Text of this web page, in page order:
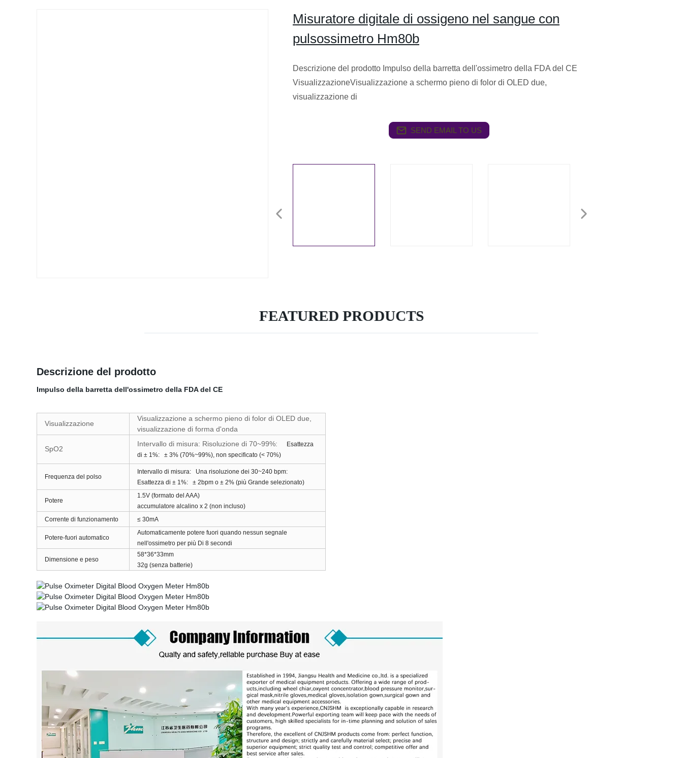
Misuratore digitale di ossigeno nel sangue con
pulsossimetro Hm80b
Descrizione del prodotto Impulso della barretta dell'ossimetro della FDA del CE
VisualizzazioneVisualizzazione a schermo pieno di folor di OLED due,
visualizzazione di
SEND EMAIL TO US
FEATURED PRODUCTS
Descrizione del prodotto
Impulso della barretta dell'ossimetro della FDA del CE
Visualizzazione
Visualizzazione a schermo pieno di folor di OLED due,
visualizzazione di forma d'onda
SpO2
Intervallo di misura: Risoluzione di 70~99%:
Esattezza
di ± 1%: ± 3% (70%~99%), non specificato (< 70%)
Frequenza del polso
Intervallo di misura: Una risoluzione dei 30~240 bpm:
Esattezza di ± 1%: ± 2bpm o ± 2% (più Grande selezionato)
Potere
1.5V (formato del AAA)
accumulatore alcalino x 2 (non incluso)
Corrente di funzionamento
≤ 30mA
Potere-fuori automatico
Automaticamente potere fuori quando nessun segnale
nell'ossimetro per più Di 8 secondi
Dimensione e peso
58*36*33mm
32g (senza batterie)